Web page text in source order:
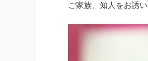
ご家族、知人をお誘